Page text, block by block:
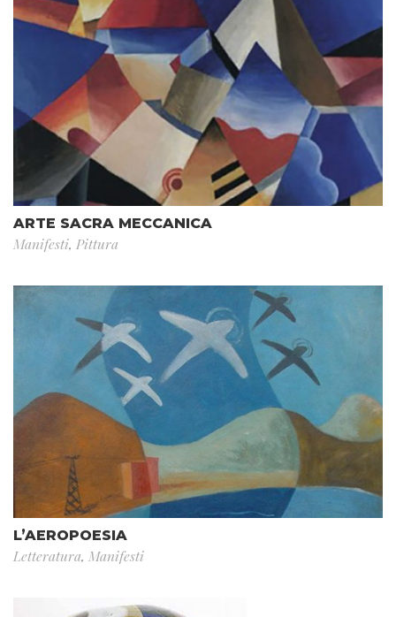
ARTE SACRA MECCANICA
Manifesti, Pittura
L’AEROPOESIA
Letteratura, Manifesti